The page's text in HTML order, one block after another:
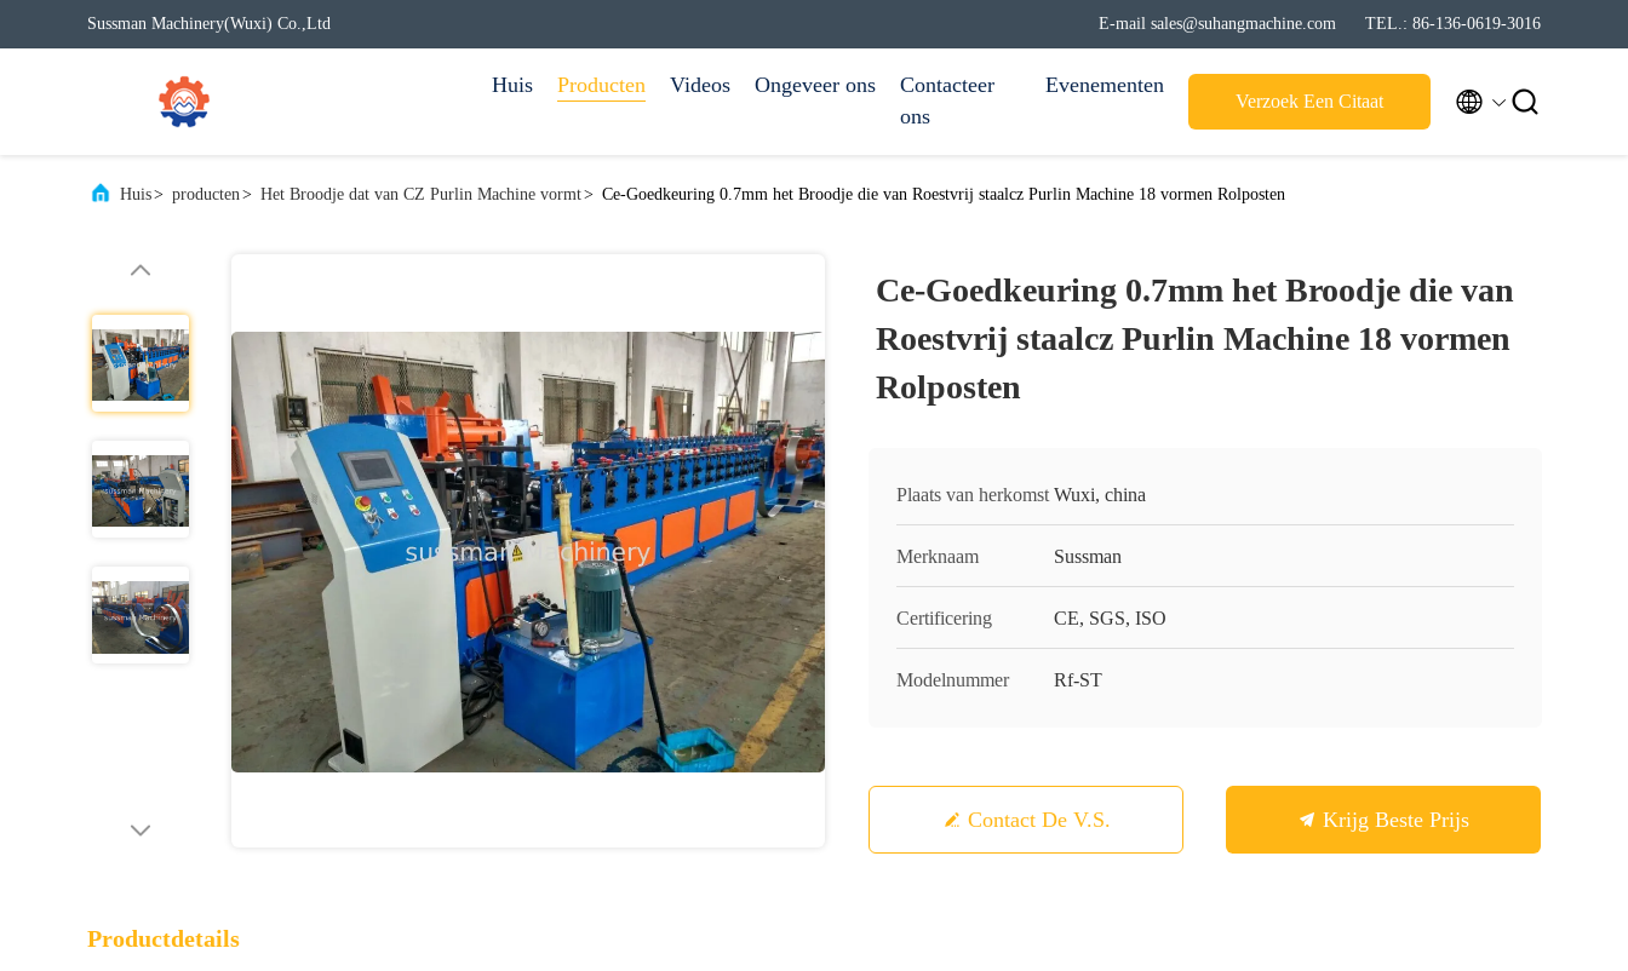
Sussman Machinery(Wuxi) Co.,Ltd E-mail sales@suhangmachine.com TEL.: 86-136-0619-3016
Huis Producten Videos Ongeveer ons
Contacteer
ons
Evenementen
Verzoek Een Citaat  
Huis> producten> Het Broodje dat van CZ Purlin Machine vormt> Ce-Goedkeuring 0.7mm het Broodje die van Roestvrij staalcz Purlin Machine 18 vormen Rolposten
Ce-Goedkeuring 0.7mm het Broodje die van
Roestvrij staalcz Purlin Machine 18 vormen
Rolposten
Plaats van herkomst Wuxi, china
Merknaam Sussman
Certificering CE, SGS, ISO
Modelnummer Rf-ST
Contact De V.S. Krijg Beste Prijs
Productdetails